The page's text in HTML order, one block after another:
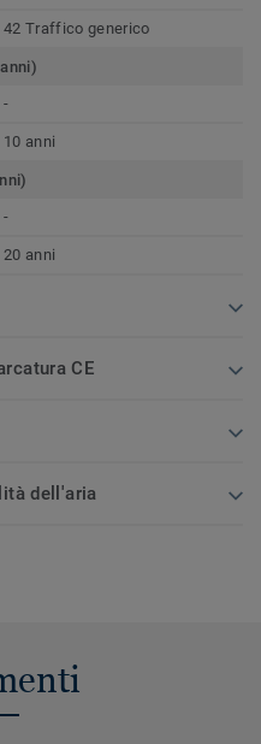
42 Traffico generico
-
10 anni
-
20 anni
CE
dell'aria